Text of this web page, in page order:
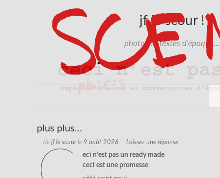
jf le scour !
photos et textes d'époque…
plus plus…
— de jf le scourle 9 août 2026 — Laissez une réponse
eci n’est pas un ready made
ceci est une promesse